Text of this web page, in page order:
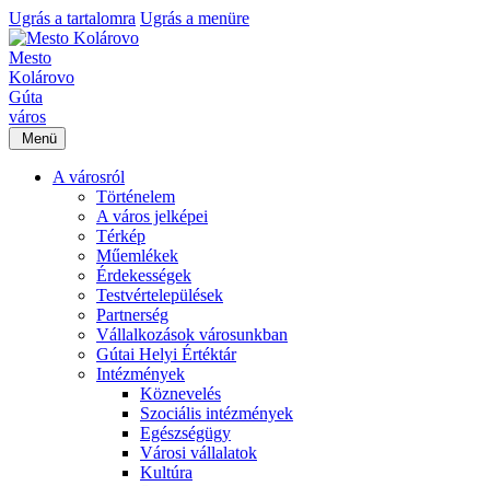
Ugrás a tartalomra Ugrás a menüre
Mesto
Kolárovo
Gúta
város
Menü
A városról
Történelem
A város jelképei
Térkép
Műemlékek
Érdekességek
Testvértelepülések
Partnerség
Vállalkozások városunkban
Gútai Helyi Értéktár
Intézmények
Köznevelés
Szociális intézmények
Egészségügy
Városi vállalatok
Kultúra